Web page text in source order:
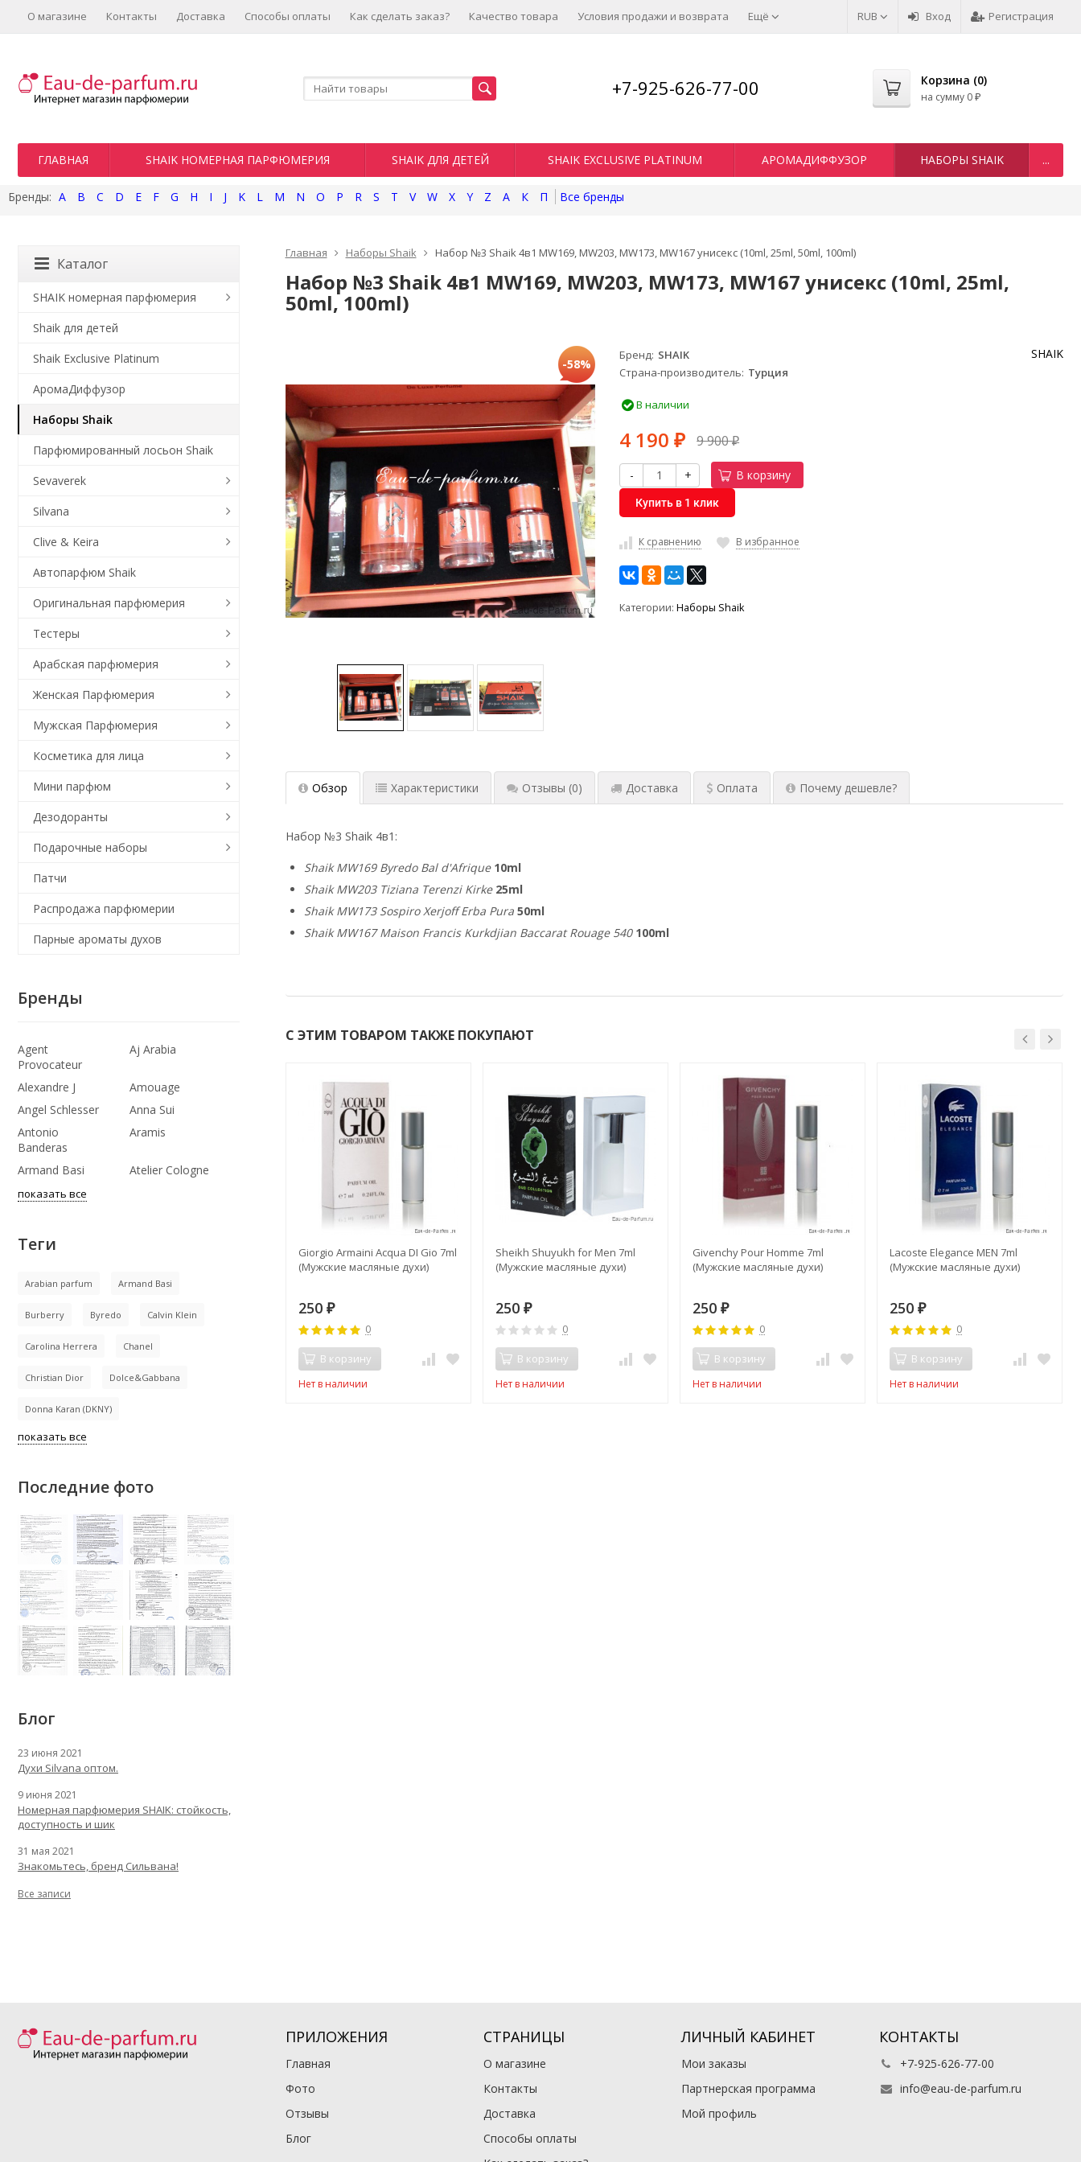
RUB Вход Регистрация
О магазине Контакты Доставка Способы оплаты Как сделать заказ? Качество товара Условия продажи и возврата Ещё
+7-925-626-77-00 Корзина (0)
на сумму 0 ₽
ГЛАВНАЯ SHAIK НОМЕРНАЯ ПАРФЮМЕРИЯ SHAIK ДЛЯ ДЕТЕЙ SHAIK EXCLUSIVE PLATINUM АРОМАДИФФУЗОР НАБОРЫ SHAIK ...
A B C D E F G H I J K L M N O P R S T V W X Y Z А К П
Главная Наборы Shaik Набор №3 Shaik 4в1 MW169, MW203, MW173, MW167 унисекс (10ml, 25ml, 50ml, 100ml)
Набор №3 Shaik 4в1 MW169, MW203, MW173, MW167 унисекс (10ml, 25ml,
50ml, 100ml)
-58%
SHAIK
Бренд SHAIK
Страна-производитель Турция
В наличии
4 190₽ 9 900₽
- + В корзину
Купить в 1 клик
К сравнению В избранное
Категории:Наборы Shaik
Обзор Характеристики Отзывы (0) Доставка Оплата Почему дешевле?
Набор №3 Shaik 4в1:
Shaik MW169 Byredo Bal d'Afrique 10ml
Shaik MW203 Tiziana Terenzi Kirke 25ml
Shaik MW173 Sospiro Xerjoff Erba Pura 50ml
Shaik MW167 Maison Francis Kurkdjian Baccarat Rouage 540 100ml
С ЭТИМ ТОВАРОМ ТАКЖЕ ПОКУПАЮТ
7ml
250
Нет в наличии
Giorgio Armaini Acqua DI Gio 7ml
(Мужские масляные духи)
250 ₽
0
В корзину
Нет в наличии
Sheikh Shuyukh for Men 7ml
(Мужские масляные духи)
250 ₽
0
В корзину
Нет в наличии
Givenchy Pour Homme 7ml
(Мужские масляные духи)
250 ₽
0
В корзину
Нет в наличии
Lacoste Elegance MEN 7ml
(Мужские масляные духи)
250 ₽
0
В корзину
Нет в наличии
Каталог
SHAIK номерная парфюмерия
Shaik для детей
Shaik Exclusive Platinum
АромаДиффузор
Наборы Shaik
Парфюмированный лосьон Shaik
Sevaverek
Silvana
Clive & Keira
Автопарфюм Shaik
Оригинальная парфюмерия
Тестеры
Арабская парфюмерия
Женская Парфюмерия
Мужская Парфюмерия
Косметика для лица
Мини парфюм
Дезодоранты
Подарочные наборы
Патчи
Распродажа парфюмерии
Парные ароматы духов
Бренды
Agent
Provocateur
Aj Arabia
Alexandre J
Amouage
Angel Schlesser
Anna Sui
Antonio
Banderas
Aramis
Armand Basi Atelier Cologne
показать все
Теги
Arabian parfum Armand Basi
Burberry Byredo Calvin Klein
Carolina Herrera Chanel
Christian Dior Dolce&Gabbana
Donna Karan (DKNY)
показать все
Последние фото
Блог
23 июня 2021
Духи Silvana оптом.
9 июня 2021
Номерная парфюмерия SHAIK: стойкость,
доступность и шик
31 мая 2021
Знакомьтесь, бренд Сильвана!
Все записи
ПРИЛОЖЕНИЯ
Главная
Фото
Отзывы
Блог
СТРАНИЦЫ
О магазине
Контакты
Доставка
Способы оплаты
ЛИЧНЫЙ КАБИНЕТ
Мои заказы
Партнерская программа
Мой профиль
КОНТАКТЫ
+7-925-626-77-00
info@eau-de-parfum.ru